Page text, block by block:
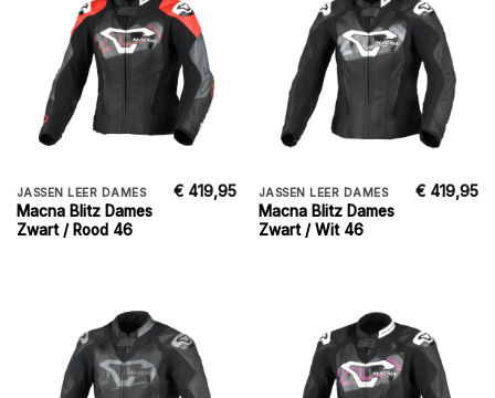
JASSEN LEER DAMES
Macna Blitz Dames
Zwart / Rood 46
€ 419,95 JASSEN LEER DAMES
Macna Blitz Dames
Zwart / Wit 46
€ 419,95